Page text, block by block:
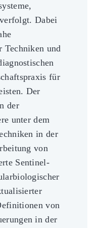
Dabei
Techniken und
für
Der
der
unter dem
in der
von
Sentinel-
von
in der